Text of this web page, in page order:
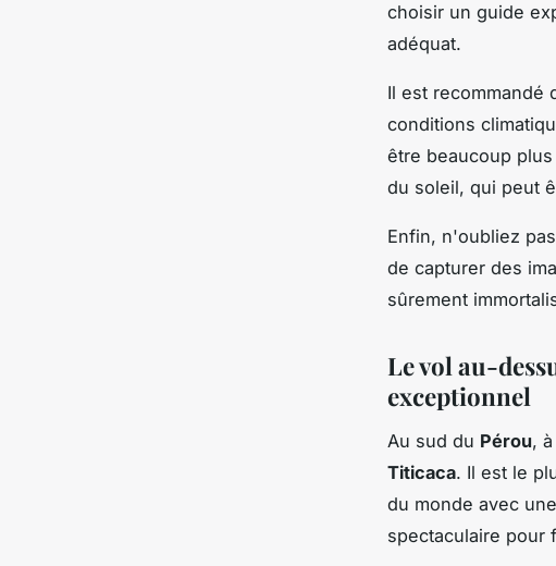
choisir un guide
adéquat.
Il est recommandé
conditions
être beaucoup
du soleil, qui peut
Enfin, n'oubliez
de capturer des
sûrement
Le vol au-
exceptionnel
Au sud du Pérou,
Titicaca. Il est le
du monde avec une
spectaculaire pour